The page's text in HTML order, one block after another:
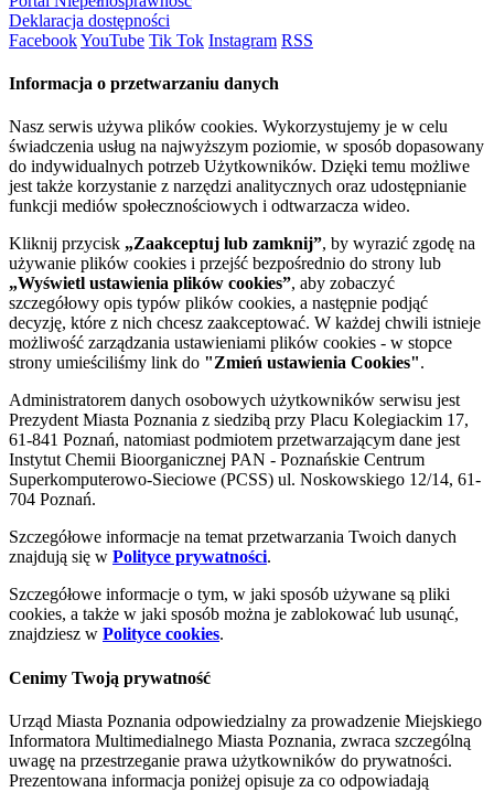
Deklaracja dostępności
FacebookYouTube Tik Tok Instagram RSS
Informacja o przetwarzaniu danych
Nasz serwis używa plików cookies. Wykorzystujemy je w celu
świadczenia usług na najwyższym poziomie, w sposób dopasowany
do indywidualnych potrzeb Użytkowników. Dzięki temu możliwe
jest także korzystanie z narzędzi analitycznych oraz udostępnianie
funkcji mediów społecznościowych i odtwarzacza wideo.
Kliknij przycisk „Zaakceptuj lub zamknij”, by wyrazić zgodę na
używanie plików cookies i przejść bezpośrednio do strony lub
„Wyświetl ustawienia plików cookies”, aby zobaczyć
szczegółowy opis typów plików cookies, a następnie podjąć
decyzję, które z nich chcesz zaakceptować. W każdej chwili istnieje
możliwość zarządzania ustawieniami plików cookies - w stopce
strony umieściliśmy link do "Zmień ustawienia Cookies".
Administratorem danych osobowych użytkowników serwisu jest
Prezydent Miasta Poznania z siedzibą przy Placu Kolegiackim 17,
61-841 Poznań, natomiast podmiotem przetwarzającym dane jest
Instytut Chemii Bioorganicznej PAN - Poznańskie Centrum
Superkomputerowo-Sieciowe (PCSS) ul. Noskowskiego 12/14, 61-
704 Poznań.
Szczegółowe informacje na temat przetwarzania Twoich danych
znajdują się w Polityce prywatności.
Szczegółowe informacje o tym, w jaki sposób używane są pliki
cookies, a także w jaki sposób można je zablokować lub usunąć,
znajdziesz w Polityce cookies.
Cenimy Twoją prywatność
Urząd Miasta Poznania odpowiedzialny za prowadzenie Miejskiego
Informatora Multimedialnego Miasta Poznania, zwraca szczególną
uwagę na przestrzeganie prawa użytkowników do prywatności.
Prezentowana informacja poniżej opisuje za co odpowiadają